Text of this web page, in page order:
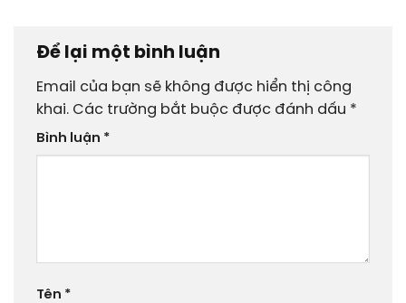
Để lại một bình luận
Email của bạn sẽ không được hiển thị công
khai. Các trường bắt buộc được đánh dấu *
Bình luận *
Tên *